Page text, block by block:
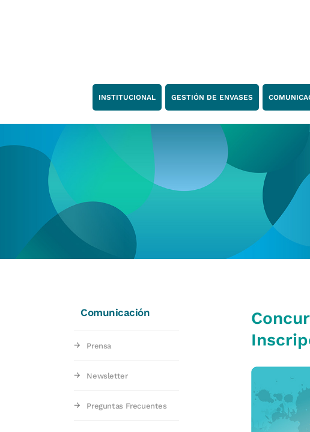
INSTITUCIONAL GESTIÓN DE ENVASES
Comunicación
Prensa
Newsletter
Preguntas Frecuentes